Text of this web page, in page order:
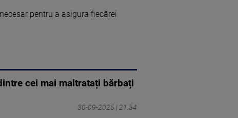
pentru a asigura fiecărei
cei mai maltratați bărbați
30-09-2025 | 21:54